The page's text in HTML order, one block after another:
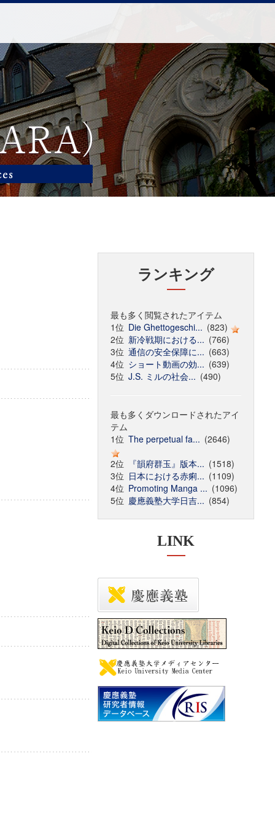
ランキング
最も多く閲覧されたアイテム
1位 Die Ghettogeschi... (823)
2位 新冷戦期における... (766)
3位 通信の安全保障に... (663)
4位 ショート動画の効... (639)
5位 J.S. ミルの社会... (490)
最も多くダウンロードされたアイ
テム
1位 The perpetual fa... (2646)
2位
『韻府群玉』版本... (1518)
3位 日本における赤痢... (1109)
4位 Promoting Manga ... (1096)
5位 慶應義塾大学日吉... (854)
LINK